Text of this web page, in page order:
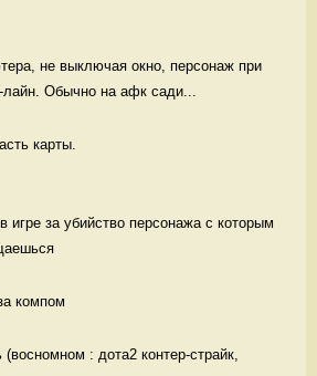
не выключая окно, персонаж при
лайн. Обычно на афк сади...
карты.
игре за убийство персонажа с которым
компом
: дота2 контер-страйк,